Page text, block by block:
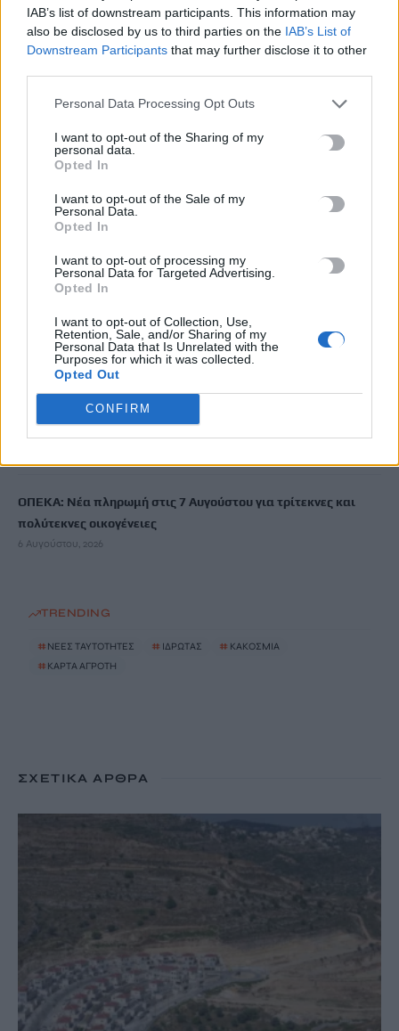
IAB’s list of downstream participants. This information may
also be disclosed by us to third parties on the IAB’s List of
Downstream Participants that may further disclose it to other
Personal Data Processing Opt Outs
I want to opt-out of the Sharing of my
personal data.
Opted In
I want to opt-out of the Sale of my
Personal Data.
Opted In
I want to opt-out of processing my
Personal Data for Targeted Advertising.
Opted In
I want to opt-out of Collection, Use,
Retention, Sale, and/or Sharing of my
Personal Data that Is Unrelated with the
Purposes for which it was collected.
Opted Out
CONFIRM
χρηματοδοτήσεις
6 Αυγούστου, 2026
Αγιοβασιλιώτικου Παραλιακού Δρόμου
90χρονου που εντοπίστηκε μέσα σε καταψύκτη
6 Αυγούστου, 2026
Το Αρκαλοχώρι γιόρτασε τον Προστάτη και Πολιούχο του
6 Αυγούστου, 2026
Παρατείνονται τα προληπτικά μέτρα στην Κρήτη για την
ευλογιά των αιγοπροβάτων
6 Αυγούστου, 2026
ΟΠΕΚΑ: Νέα πληρωμή στις 7 Αυγούστου για τρίτεκνες και
πολύτεκνες οικογένειες
6 Αυγούστου, 2026
TRENDING
# ΝΕΕΣ ΤΑΥΤΟΤΗΤΕΣ # ΙΔΡΩΤΑΣ # ΚΑΚΟΣΜΙΑ
# ΚΑΡΤΑ ΑΓΡΟΤΗ
ΣΧΕΤΙΚΆ ΆΡΘΡΑ